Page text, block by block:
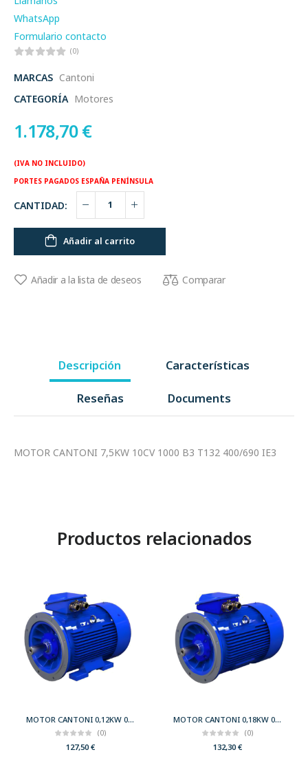
WhatsApp
Formulario contacto
(0)
MARCAS Cantoni
CATEGORÍA Motores
1.178,70€
(IVA NO INCLUIDO)
PORTES PAGADOS ESPAÑA PENÍNSULA
CANTIDAD:
Añadir al carrito
Añadir a la lista de deseos Comparar
Descripción Características
Reseñas Documents
MOTOR CANTONI 7,5KW 10CV 1000 B3 T132 400/690 IE3
Productos relacionados
MOTOR CANTONI 0,12KW 0,17CV 3000 B35 T56 230/400 IE2
(0)
127,50€
MOTOR CANTONI 0,18KW 0,25CV 3000 B5 T63 230/400 IE2
(0)
132,30€